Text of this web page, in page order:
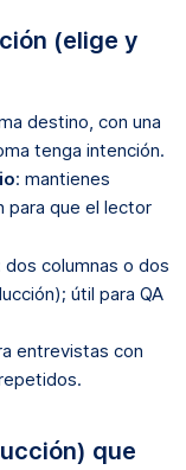
(elige y
destino, con una
tenga intención.
: mantienes
para que el lector
dos columnas o dos
útil para QA
entrevistas con
que